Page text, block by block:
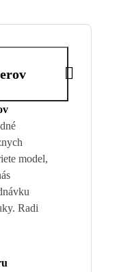
model,
Radi